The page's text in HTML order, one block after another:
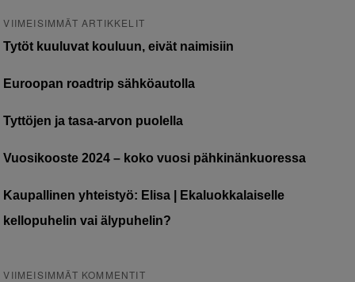
VIIMEISIMMÄT ARTIKKELIT
Tytöt kuuluvat kouluun, eivät naimisiin
Euroopan roadtrip sähköautolla
Tyttöjen ja tasa-arvon puolella
Vuosikooste 2024 – koko vuosi pähkinänkuoressa
Kaupallinen yhteistyö: Elisa | Ekaluokkalaiselle
kellopuhelin vai älypuhelin?
VIIMEISIMMÄT KOMMENTIT